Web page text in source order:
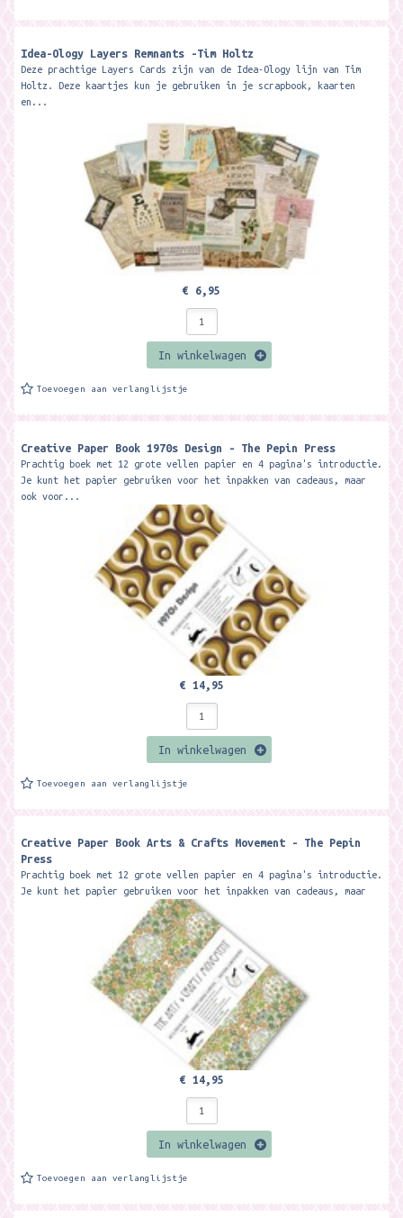
Idea-Ology Layers Remnants -Tim Holtz
Deze prachtige Layers Cards zijn van de Idea-Ology lijn van Tim
Holtz. Deze kaartjes kun je gebruiken in je scrapbook, kaarten
en...
€ 6,95
In winkelwagen
Toevoegen aan verlanglijstje
Creative Paper Book 1970s Design - The Pepin Press
Prachtig boek met 12 grote vellen papier en 4 pagina's introductie.
Je kunt het papier gebruiken voor het inpakken van cadeaus, maar
ook voor...
€ 14,95
In winkelwagen
Toevoegen aan verlanglijstje
Creative Paper Book Arts & Crafts Movement - The Pepin
Press
Prachtig boek met 12 grote vellen papier en 4 pagina's introductie.
Je kunt het papier gebruiken voor het inpakken van cadeaus, maar
€ 14,95
In winkelwagen
Toevoegen aan verlanglijstje